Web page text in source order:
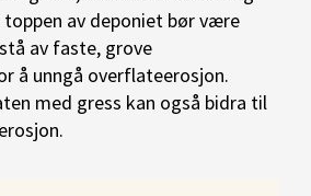
toppen av deponiet bør være
av faste, grove
å unngå overflateerosjon.
med gress kan også bidra til